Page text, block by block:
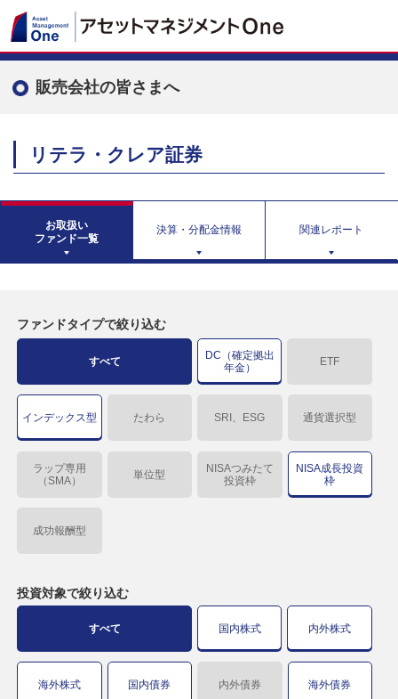
販売会社の皆さまへ
リテラ・クレア証券
お取扱い
ファンド一覧
決算・分配金情報 関連レポート
ファンドタイプで絞り込む
すべて
DC（確定拠出
年金）
ETF
インデックス型 たわら SRI、ESG 通貨選択型
ラップ専用
（SMA）
単位型
NISAつみたて
投資枠
NISA成長投資
枠
成功報酬型
投資対象で絞り込む
すべて 国内株式 内外株式
海外株式 国内債券 内外債券 海外債券